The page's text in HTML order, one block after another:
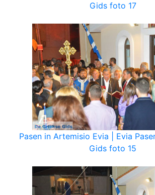
Gids foto 17
Pasen in Artemisio Evia | Evia
Gids foto 15